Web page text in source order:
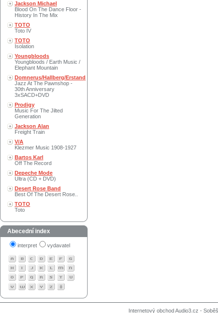
Jackson Michael
Blood On The Dance Floor -
History In The Mix
TOTO
Toto IV
TOTO
Isolation
Youngbloods
Youngbloods / Earth Music /
Elephant Mountain
Domnerus/Hallberg/Erstand
Jazz At The Pawnshop -
30th Anniversary
3xSACD+DVD
Prodigy
Music For The Jilted
Generation
Jackson Alan
Freight Train
V/A
Klezmer Music 1908-1927
Bartos Karl
Off The Record
Depeche Mode
Ultra (CD + DVD)
Desert Rose Band
Best Of The Desert Rose..
TOTO
Toto
Abecední index
interpret vydavatel
Internetový obchod Audio3.cz -